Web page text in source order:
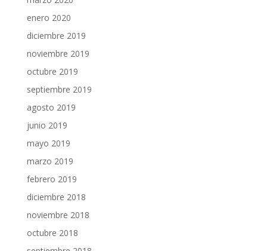
enero 2020
diciembre 2019
noviembre 2019
octubre 2019
septiembre 2019
agosto 2019
junio 2019
mayo 2019
marzo 2019
febrero 2019
diciembre 2018
noviembre 2018
octubre 2018